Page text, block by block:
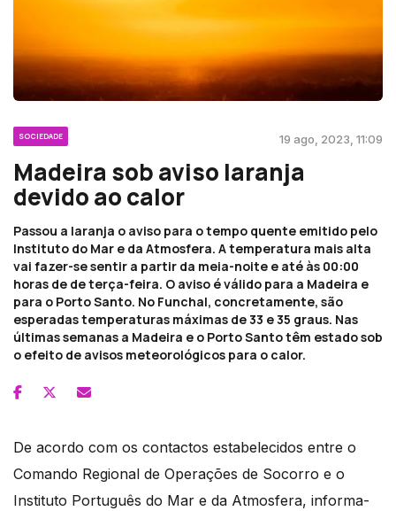
SOCIEDADE 19 ago, 2023, 11:09
Madeira sob aviso laranja
devido ao calor
Passou a laranja o aviso para o tempo quente emitido pelo
Instituto do Mar e da Atmosfera. A temperatura mais alta
vai fazer-se sentir a partir da meia-noite e até às 00:00
horas de de terça-feira. O aviso é válido para a Madeira e
para o Porto Santo. No Funchal, concretamente, são
esperadas temperaturas máximas de 33 e 35 graus. Nas
últimas semanas a Madeira e o Porto Santo têm estado sob
o efeito de avisos meteorológicos para o calor.
De acordo com os contactos estabelecidos entre o
Comando Regional de Operações de Socorro e o
Instituto Português do Mar e da Atmosfera, informa-